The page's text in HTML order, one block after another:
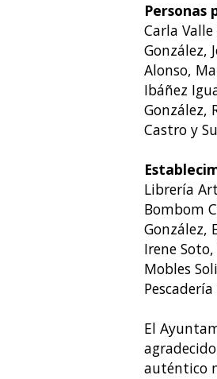
Personas
Carla
González,
Alonso,
Ibáñez
González,
Castro y
Librería
Bombom
González,
Irene
Mobles
El
auténtico